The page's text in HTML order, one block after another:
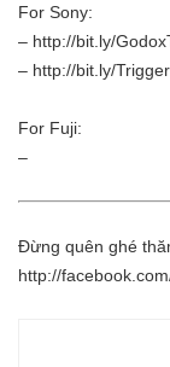
For Sony:
– http://bit.ly/
– http://bit.ly/
For Fuji:
–
Đừng quên ghé
http://